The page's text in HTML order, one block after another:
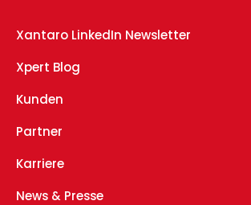
Xantaro LinkedIn Newsletter
Xpert Blog
Kunden
Partner
Karriere
News & Presse